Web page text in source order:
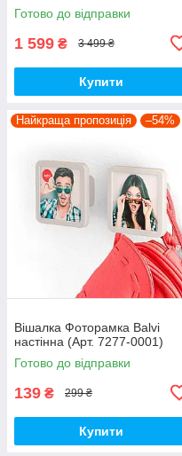
Готово до відправки
1 599 ₴ 3 499 ₴
Купити
Найкраща пропозиція –54%
Вішалка Фоторамка Balvi
настінна (Арт. 7277-0001)
Готово до відправки
139 ₴ 299 ₴
Купити